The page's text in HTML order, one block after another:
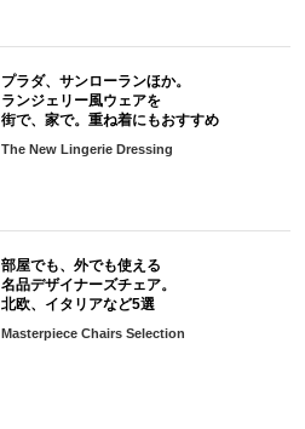
プラダ、サンローランほか。
ランジェリー風ウェアを
街で、家で。重ね着にもおすすめ
The New Lingerie Dressing
部屋でも、外でも使える
名品デザイナーズチェア。
北欧、イタリアなど5選
Masterpiece Chairs Selection